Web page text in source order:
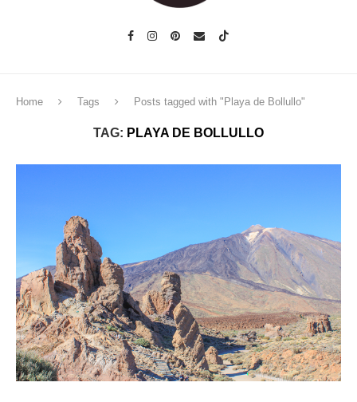
Home Tags Posts tagged with "Playa de Bollullo"
TAG: PLAYA DE BOLLULLO